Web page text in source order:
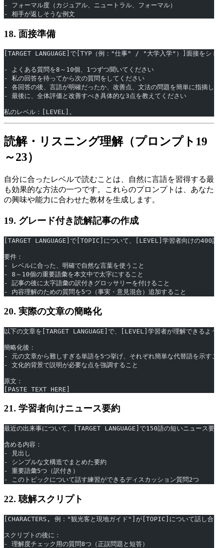
- フォーマル度（カジュアル、ニュートラル、フォーマル）
- 相手が返しそうな例文
18. 面接準備
[TARGET LANGUAGE]で[TYP（例："仕事" / "大学入学"）]面接をシミ
- よくある質問を8～10個、1つずつ聞いてください
- 私の回答を待ってから次の質問をしてください
- 各回答の後、言語が明確だったか、改善点、文法の問題を簡単に指摘し
- 最後に、全体評価と改善すべき具体的な3点を教えてください
私のレベル：[LEVEL]。
読解・リスニング理解（プロンプト19
～23）
自分に合ったレベルで読むことは、自然に言語を習得する最
も効果的な方法の一つです。これらのプロンプトは、あなた
の興味や能力に合わせた教材を生成します。
19. グレード付き読解記事の作成
[TARGET LANGUAGE]で[TOPIC]について、[LEVEL]学習者向けの400
要件：
- レベルに合った、明確で自然な言葉を使うこと
- 8～10個の重要語彙を本文中で太字にすること
- 記事の後に太字語彙の訳付きグロッサリーを付けること
- 内容理解のための質問を5つ（事実・意見混合）追加すること
20. 実際の文章の簡略化
以下の文章を[TARGET LANGUAGE]で、[LEVEL]学習者が理解できるよ
簡略化後：
- 元の文章から難しすぎる単語を5つ挙げ、それぞれ簡単な代替語を示す
- 文化的背景で説明が必要な点を強調すること
原文：
[PASTE TEXT HERE]
21. 学習者向けニュース要約
最近の出来事について、[TARGET LANGUAGE]で150語の短いニュース
含める内容：
- 見出し
- シンプルな文構造でまとめた要約
- 重要語彙5つ（訳付き）
- このトピックについて話す練習ができるディスカッション質問2つ
22. 聴解スクリプト
[CHARACTERS, 例："観光客と現地ガイド"]が[TOPIC]について話し合
スクリプトの後に：
- 理解度チェック用の質問8つ（正誤問題と短答）